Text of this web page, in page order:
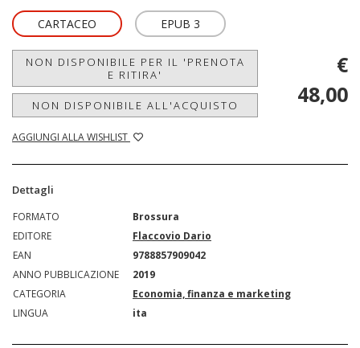
CARTACEO EPUB 3
NON DISPONIBILE PER IL 'PRENOTA
E RITIRA'
NON DISPONIBILE ALL'ACQUISTO
AGGIUNGI ALLA WISHLIST
€
48,00
Dettagli
FORMATO
Brossura
EDITORE
Flaccovio Dario
EAN
9788857909042
ANNO PUBBLICAZIONE
2019
CATEGORIA
Economia, finanza e marketing
LINGUA
ita